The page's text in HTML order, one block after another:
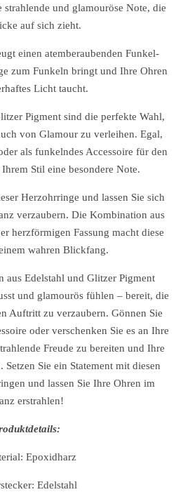
und glamouröse Note, die
auf sich zieht.
einen atemberaubenden Funkel-
zum Funkeln bringt und Ihre Ohren
Licht taucht.
Pigment sind die perfekte Wahl,
von Glamour zu verleihen. Egal,
als funkelndes Accessoire für den
Stil eine besondere Note.
Herzohrringe und lassen Sie sich
verzaubern. Die Kombination aus
herzförmigen Fassung macht diese
wahren Blickfang.
aus Edelstahl und Glitzer Pigment
und glamourös fühlen – bereit, die
Auftritt zu verzaubern. Gönnen Sie
oder verschenken Sie es an Ihre
Freude zu bereiten und Ihre
Setzen Sie ein Statement mit diesen
und lassen Sie Ihre Ohren im
erstrahlen!
Epoxidharz
Edelstahl